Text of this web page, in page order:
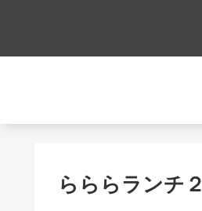
らららランチ２